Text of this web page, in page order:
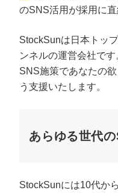
のSNS活用が採用に直
StockSunは日本トッ
ンネルの運営会社で
SNS施策であなたの
う支援いたします。
あらゆる世代
StockSunには10代か